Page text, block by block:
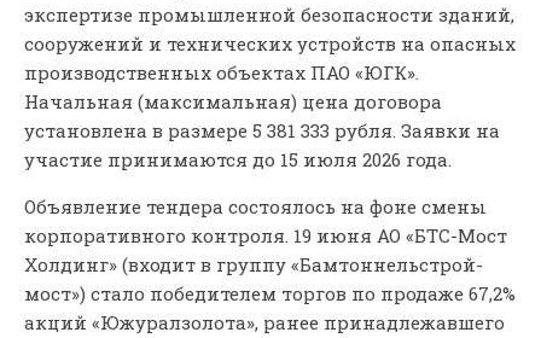
экспертизе промышленной безопасности зданий,
сооружений и технических устройств на опасных
производственных объектах ПАО «ЮГК».
Начальная (максимальная) цена договора
установлена в размере 5 381 333 рубля. Заявки на
участие принимаются до 15 июля 2026 года.
Объявление тендера состоялось на фоне смены
корпоративного контроля. 19 июня АО «БТС-Мост
Холдинг» (входит в группу «Бамтоннельстрой-
мост») стало победителем торгов по продаже 67,2%
акций «Южуралзолота», ранее принадлежавшего